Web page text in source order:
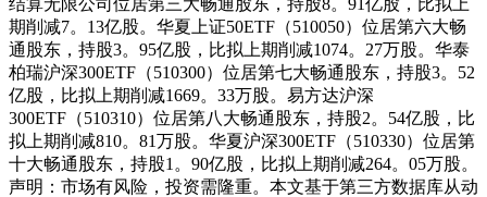
期削减7。13亿股。华夏上证50ETF（510050）位居第六大畅
通股东，持股3。95亿股，比拟上期削减1074。27万股。华泰
柏瑞沪深300ETF（510300）位居第七大畅通股东，持股3。52
亿股，比拟上期削减1669。33万股。易方达沪深
300ETF（510310）位居第八大畅通股东，持股2。54亿股，比
拟上期削减810。81万股。华夏沪深300ETF（510330）位居第
十大畅通股东，持股1。90亿股，比拟上期削减264。05万股。
声明：市场有风险，投资需隆重。本文基于第三方数据库从动